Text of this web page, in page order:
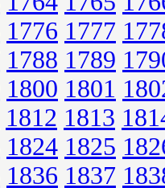
1776 1777
1788 1789
1800 1801
1812 1813
1824 1825
1836 1837